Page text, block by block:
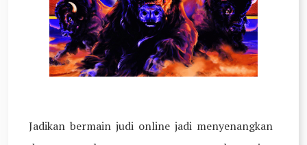
Jadikan bermain judi online jadi menyenangkan